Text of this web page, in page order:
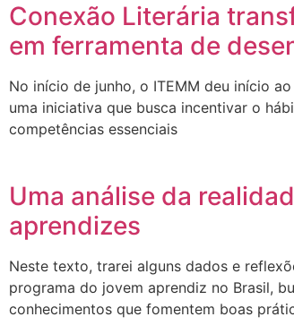
Conexão Literária
em ferramenta de
No início de junho, o ITEMM deu início
uma iniciativa que busca incentivar o
competências essenciais
Uma análise da
aprendizes
Neste texto, trarei alguns dados e
programa do jovem aprendiz no Brasil,
conhecimentos que fomentem boas